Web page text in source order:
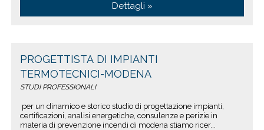
Dettagli »
PROGETTISTA DI IMPIANTI
TERMOTECNICI-MODENA
STUDI PROFESSIONALI
per un dinamico e storico studio di progettazione impianti,
certificazioni, analisi energetiche, consulenze e perizie in
materia di prevenzione incendi di modena stiamo ricer...